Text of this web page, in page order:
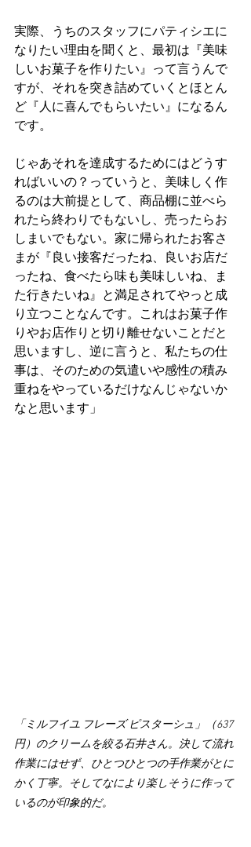
実際、うちのスタッフにパティシエに
なりたい理由を聞くと、最初は『美味
しいお菓子を作りたい』って言うんで
すが、それを突き詰めていくとほとん
ど『人に喜んでもらいたい』になるん
です。
じゃあそれを達成するためにはどうす
ればいいの？っていうと、美味しく作
るのは大前提として、商品棚に並べら
れたら終わりでもないし、売ったらお
しまいでもない。家に帰られたお客さ
まが『良い接客だったね、良いお店だ
ったね、食べたら味も美味しいね、ま
た行きたいね』と満足されてやっと成
り立つことなんです。これはお菓子作
りやお店作りと切り離せないことだと
思いますし、逆に言うと、私たちの仕
事は、そのための気遣いや感性の積み
重ねをやっているだけなんじゃないか
なと思います」
「ミルフイユ フレーズ ピスターシュ」（637
円）のクリームを絞る石井さん。決して流れ
作業にはせず、ひとつひとつの手作業がとに
かく丁寧。そしてなにより楽しそうに作って
いるのが印象的だ。